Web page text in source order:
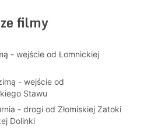
filmy
- wejście od Łomnickiej
- wejście od
Stawu
- drogi od Złomiskiej Zatoki
Dolinki